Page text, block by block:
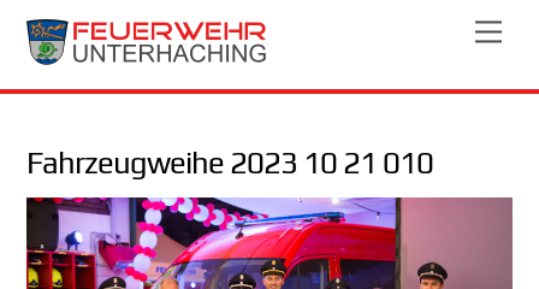
Skip
Fahrzeugweihe 2023 10 21 010